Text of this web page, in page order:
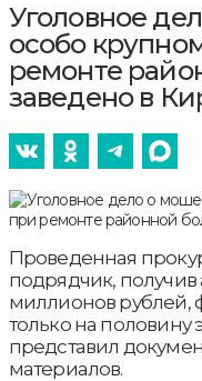
Уголовное
особо
ремонте
заведено в
Проведенная
подрядчик, получив
миллионов рублей,
только на половину
представил
материалов.